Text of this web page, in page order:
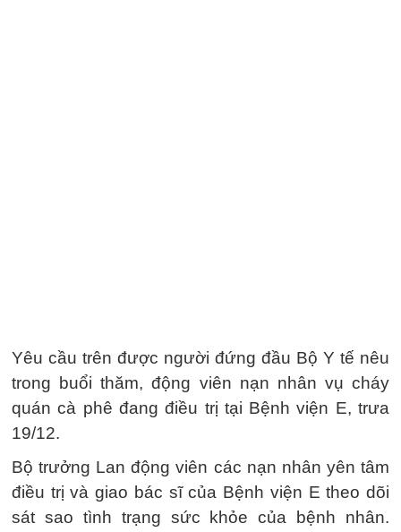
Yêu cầu trên được người đứng đầu Bộ Y tế nêu
trong buổi thăm, động viên nạn nhân vụ cháy
quán cà phê đang điều trị tại Bệnh viện E, trưa
19/12.
Bộ trưởng Lan động viên các nạn nhân yên tâm
điều trị và giao bác sĩ của Bệnh viện E theo dõi
sát sao tình trạng sức khỏe của bệnh nhân.